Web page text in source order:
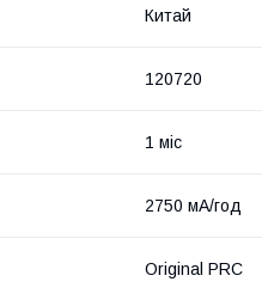
Китай
120720
1 міс
2750 мА/год
Original PRC